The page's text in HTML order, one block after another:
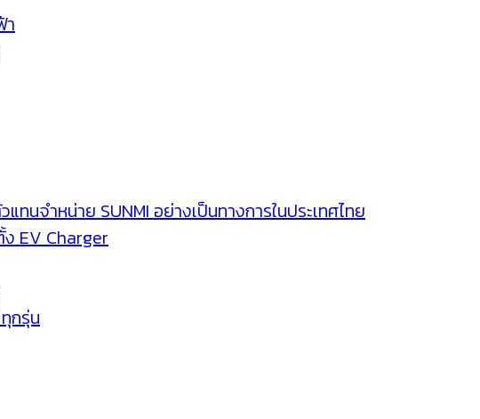
า
แทนจำหน่าย SUNMI อย่างเป็นทางการในประเทศไทย
EV Charger
กรุ่น